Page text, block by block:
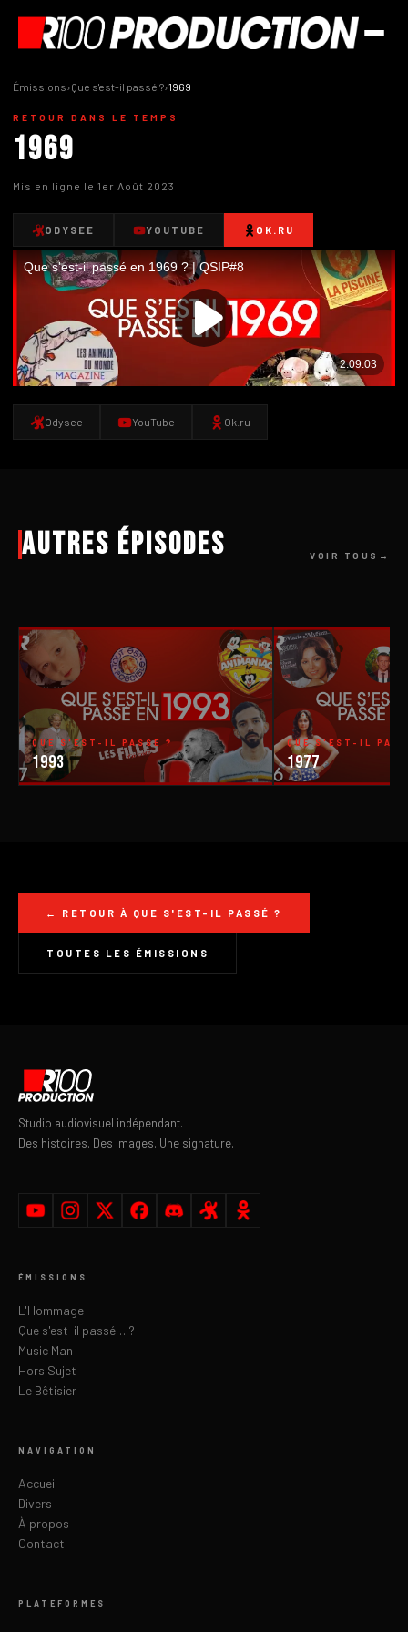
Émissions›Que s'est-il passé ?›1969
RETOUR DANS LE TEMPS
1969
Mis en ligne le 1er Août 2023
ODYSEE YOUTUBE OK.RU
Odysee YouTube Ok.ru
Autres épisodes VOIR TOUS
QUE S'EST-IL PASSÉ ?
1993
QUE S'EST-IL
1977
← RETOUR À QUE S'EST-IL PASSÉ ?
TOUTES LES ÉMISSIONS
Studio audiovisuel indépendant.
Des histoires. Des images. Une signature.
ÉMISSIONS
L'Hommage
Que s'est-il passé… ?
Music Man
Hors Sujet
Le Bêtisier
NAVIGATION
Accueil
Divers
À propos
Contact
PLATEFORMES